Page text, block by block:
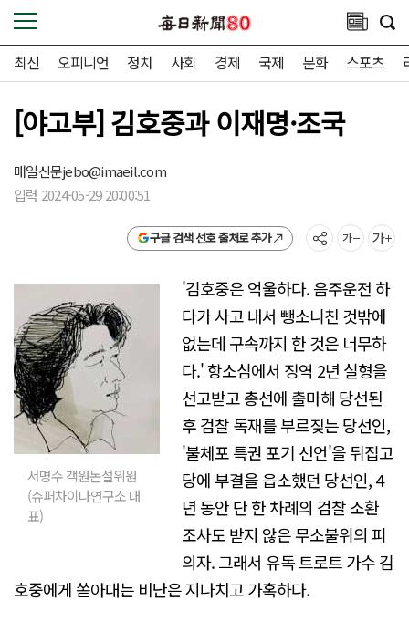
최신 오피니언 정치 사회 경제 국제 문화 스포츠
[야고부] 김호중과 이재명·조국
매일신문jebo@imaeil.com
입력 2024-05-29 20:00:51
구글 검색 선호 출처로 추가
서명수 객원논설위원
(슈퍼차이나연구소 대
표)
'김호중은 억울하다. 음주운전 하
다가 사고 내서 뺑소니친 것밖에
없는데 구속까지 한 것은 너무하
다.' 항소심에서 징역 2년 실형을
선고받고 총선에 출마해 당선된
후 검찰 독재를 부르짖는 당선인,
'불체포 특권 포기 선언'을 뒤집고
당에 부결을 읍소했던 당선인, 4
년 동안 단 한 차례의 검찰 소환
조사도 받지 않은 무소불위의 피
의자. 그래서 유독 트로트 가수 김
호중에게 쏟아대는 비난은 지나치고 가혹하다.